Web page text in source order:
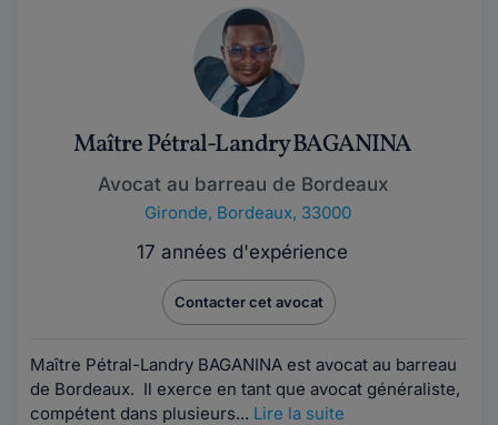
Maître Pétral-Landry BAGANINA
Avocat au barreau de Bordeaux
Gironde, Bordeaux, 33000
17 années d'expérience
Contacter cet avocat
Maître Pétral-Landry BAGANINA est avocat au barreau
de Bordeaux. Il exerce en tant que avocat généraliste,
compétent dans plusieurs... Lire la suite